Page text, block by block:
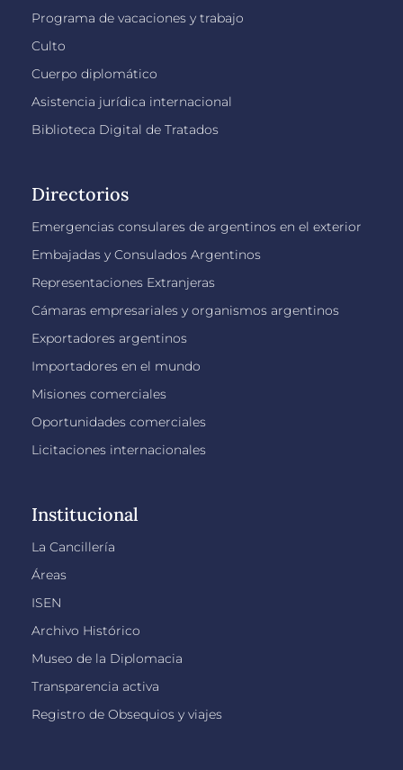
Programa de vacaciones y trabajo
Culto
Cuerpo diplomático
Asistencia jurídica internacional
Biblioteca Digital de Tratados
Directorios
Emergencias consulares de argentinos en el exterior
Embajadas y Consulados Argentinos
Representaciones Extranjeras
Cámaras empresariales y organismos argentinos
Exportadores argentinos
Importadores en el mundo
Misiones comerciales
Oportunidades comerciales
Licitaciones internacionales
Institucional
La Cancillería
Áreas
ISEN
Archivo Histórico
Museo de la Diplomacia
Transparencia activa
Registro de Obsequios y viajes